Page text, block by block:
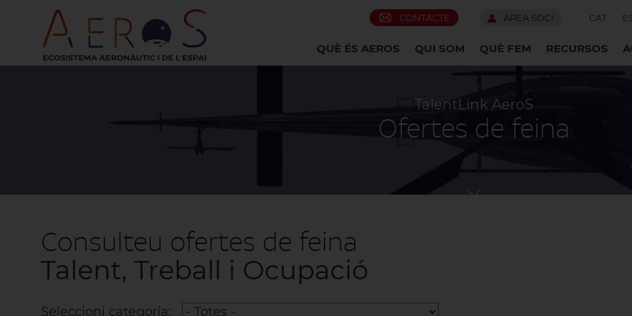
CONTACTE ÀREA SOCI CAT
QUÈ ÉS AEROS QUI SOM QUÈ FEM RECURSOS
TalentLink AeroS
Ofertes de feina
Consulteu ofertes de feina
Talent, Treball i Ocupació
Seleccioni categoria: